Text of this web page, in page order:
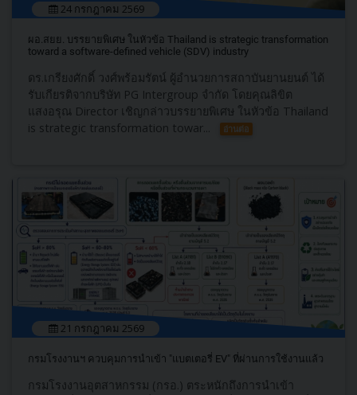
24 กรกฎาคม 2569
ผอ.สยย. บรรยายพิเศษ ในหัวข้อ Thailand is strategic transformation
toward a software-defined vehicle (SDV) industry
ดร.เกรียงศักดิ์ วงศ์พร้อมรัตน์ ผู้อำนวยการสถาบันยานยนต์ ได้
รับเกียรติจากบริษัท PG Intergroup จำกัด โดยคุณลิขิต
แสงอรุณ Director เชิญกล่าวบรรยายพิเศษ ในหัวข้อ Thailand
is strategic transformation towar...
อ่านต่อ
21 กรกฎาคม 2569
กรมโรงงานฯ ควบคุมการนำเข้า "แบตเตอรี่ EV" ที่ผ่านการใช้งานแล้ว
กรมโรงงานอุตสาหกรรม (กรอ.) ตระหนักถึงการนำเข้า